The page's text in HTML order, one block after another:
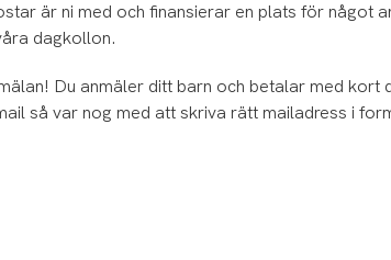
är ni med och finansierar en plats för
dagkollon.
Du anmäler ditt barn och betalar med
så var nog med att skriva rätt mailadress i